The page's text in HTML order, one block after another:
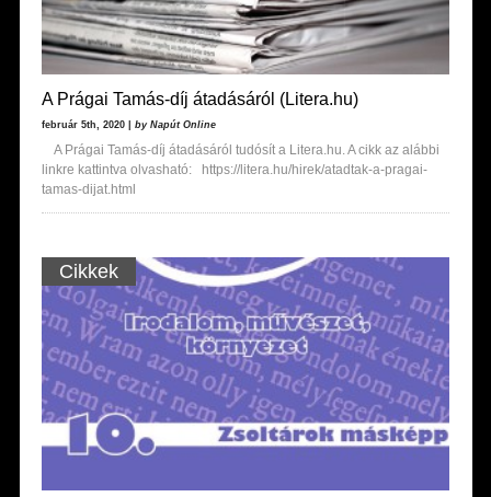
A Prágai Tamás-díj átadásáról (Litera.hu)
február 5th, 2020 | by Napút Online
A Prágai Tamás-díj átadásáról tudósít a Litera.hu. A cikk az alábbi
linkre kattintva olvasható: https://litera.hu/hirek/atadtak-a-pragai-
tamas-dijat.html
Cikkek